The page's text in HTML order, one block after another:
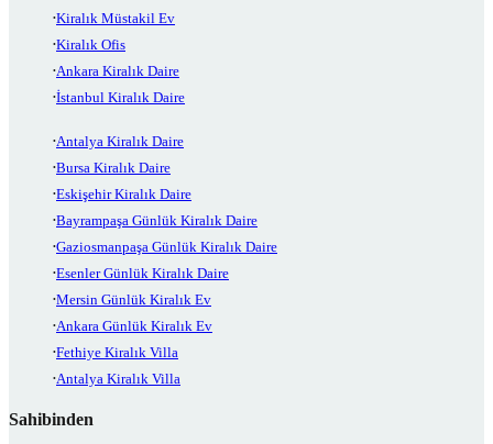
Kiralık Müstakil Ev
Kiralık Ofis
Ankara Kiralık Daire
İstanbul Kiralık Daire
Antalya Kiralık Daire
Bursa Kiralık Daire
Eskişehir Kiralık Daire
Bayrampaşa Günlük Kiralık Daire
Gaziosmanpaşa Günlük Kiralık Daire
Esenler Günlük Kiralık Daire
Mersin Günlük Kiralık Ev
Ankara Günlük Kiralık Ev
Fethiye Kiralık Villa
Antalya Kiralık Villa
Sahibinden